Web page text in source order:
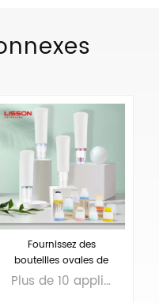
Fournissez des
bouteilles ovales de
soins de la peau
cosmétiques de 45 ml
Plus de 10 applicateurs : rouleau en silicone, billes en acier inoxydable, rouleau éponge, applicateurs à pinceaux, etc. Convient pour les produits de fond de teint, anti-cernes, apprêt, corps mince, nettoyant pour le visage, etc.